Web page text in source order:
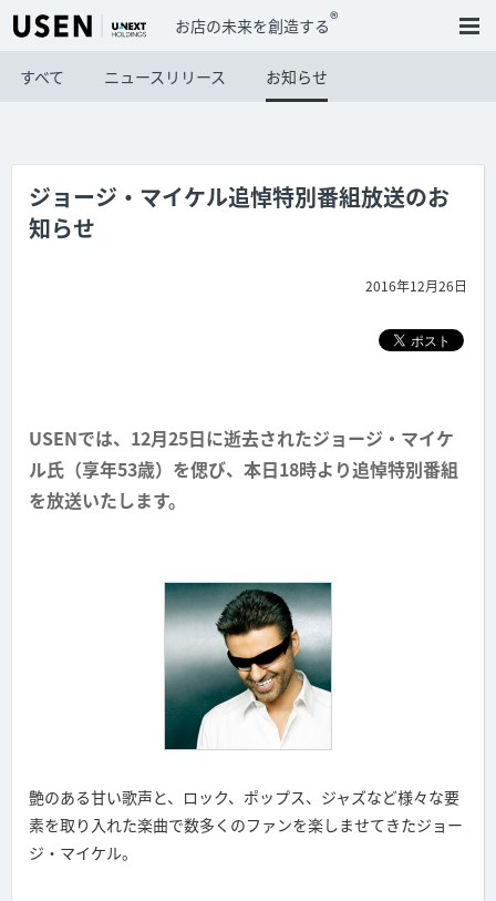
お店の未来を創造する®
すべて ニュースリリース お知らせ
ジョージ・マイケル追悼特別番組放送のお
知らせ
2016年12月26日
USENでは、12月25日に逝去されたジョージ・マイケ
ル氏（享年53歳）を偲び、本日18時より追悼特別番組
を放送いたします。
艶のある甘い歌声と、ロック、ポップス、ジャズなど様々な要
素を取り入れた楽曲で数多くのファンを楽しませてきたジョー
ジ・マイケル。